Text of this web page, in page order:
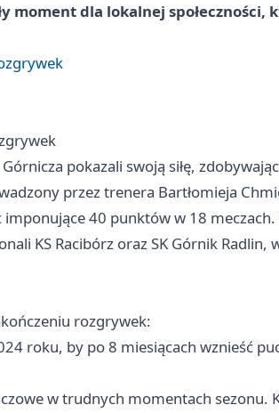
moment dla lokalnej społeczności,
pokazali swoją siłę,
przez trenera Bartłomieja
40 punktów w 18 meczach.
KS Racibórz oraz SK Górnik Radlin,
rozgrywek:
roku, by po 8 miesiącach wznieść
w trudnych momentach sezonu.